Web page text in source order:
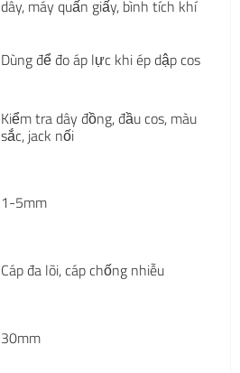
dây, máy quấn giấy, bình tích khí
Dùng để đo áp lực khi ép dập cos
Kiểm tra dây đồng, đầu cos, màu
sắc, jack nối
1-5mm
Cáp đa lõi, cáp chống nhiễu
30mm